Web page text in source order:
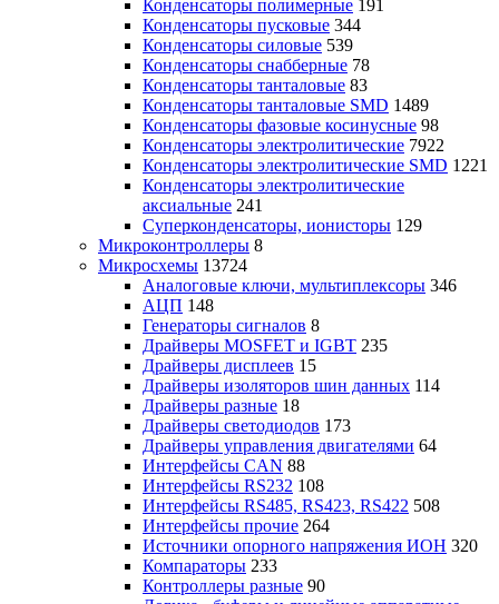
Конденсаторы полимерные 191
Конденсаторы пусковые 344
Конденсаторы силовые 539
Конденсаторы снабберные 78
Конденсаторы танталовые 83
Конденсаторы танталовые SMD 1489
Конденсаторы фазовые косинусные 98
Конденсаторы электролитические 7922
Конденсаторы электролитические SMD 1221
Конденсаторы электролитические
аксиальные 241
Суперконденсаторы, ионисторы 129
Микроконтроллеры 8
Микросхемы 13724
Аналоговые ключи, мультиплексоры 346
АЦП 148
Генераторы сигналов 8
Драйверы MOSFET и IGBT 235
Драйверы дисплеев 15
Драйверы изоляторов шин данных 114
Драйверы разные 18
Драйверы светодиодов 173
Драйверы управления двигателями 64
Интерфейсы CAN 88
Интерфейсы RS232 108
Интерфейсы RS485, RS423, RS422 508
Интерфейсы прочие 264
Источники опорного напряжения ИОН 320
Компараторы 233
Контроллеры разные 90